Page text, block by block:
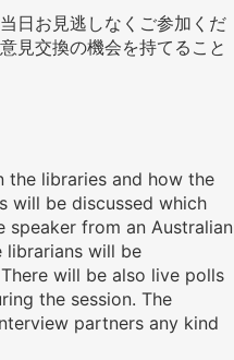
日お見逃しなくご参加くだ
見交換の機会を持てること
the libraries and how the
will be discussed which
from an Australian
librarians will be
will be also live polls
the session. The
partners any kind